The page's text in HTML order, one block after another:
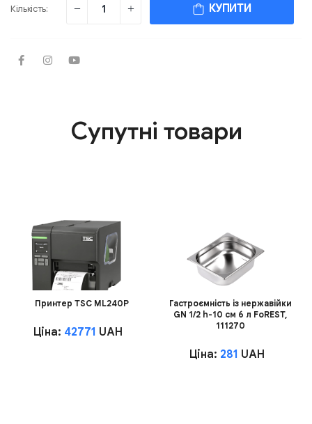
Кількість: КУПИТИ
Супутні товари
Принтер TSC ML240P
Ціна: 42771 UAH
Гастроємність із нержавійки
GN 1/2 h-10 см 6 л FoREST,
111270
Ціна: 281 UAH